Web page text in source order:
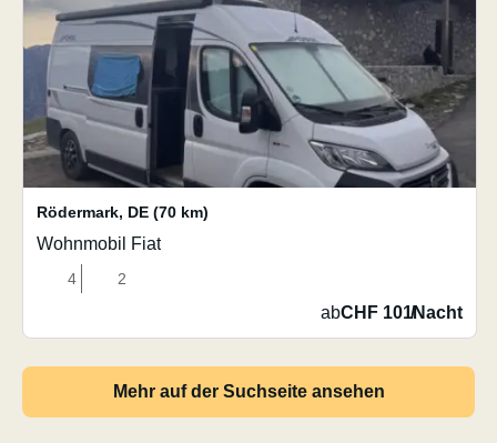
Rödermark, DE (70 km)
Wohnmobil Fiat
4 2
abCHF 101/Nacht
Mehr auf der Suchseite ansehen